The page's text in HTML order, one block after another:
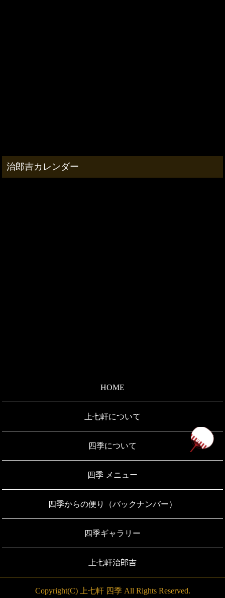
HOME
上七軒について
四季について
四季 メニュー
四季からの便り（バックナンバー）
四季ギャラリー
上七軒治郎吉
Copyright(C) 上七軒 四季 All Rights Reserved.
ペ